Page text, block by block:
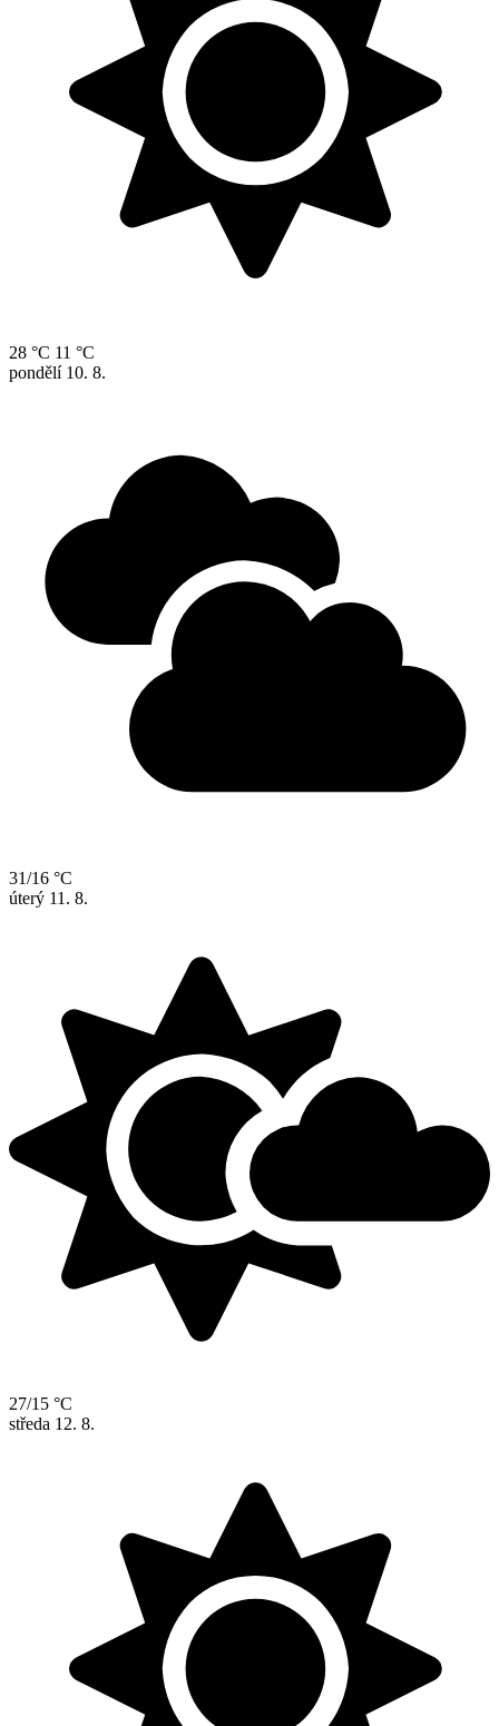
28 °C 11 °C
pondělí 10. 8.
31/16 °C
úterý 11. 8.
27/15 °C
středa 12. 8.